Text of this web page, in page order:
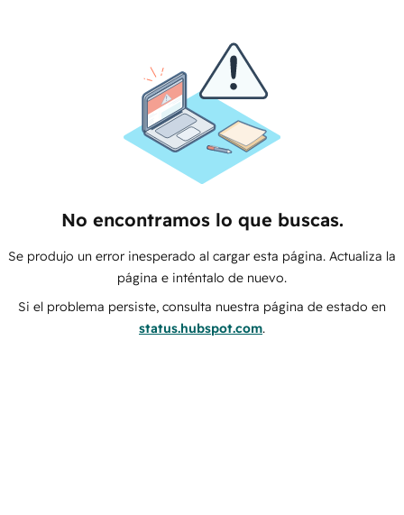
No encontramos lo que buscas.
Se produjo un error inesperado al cargar esta página. Actualiza la
página e inténtalo de nuevo.
Si el problema persiste, consulta nuestra página de estado en
status.hubspot.com.